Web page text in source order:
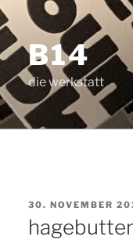
B14
die werkstatt
VERÖFFENTLICHT
AM
30. NOVEMBER